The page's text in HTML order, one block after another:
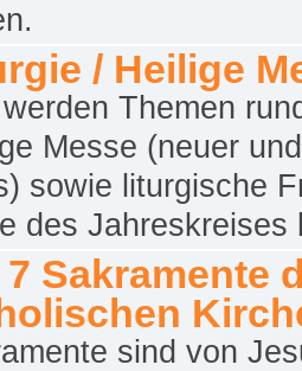
/ Heilige
Themen
Messe (neuer
sowie liturgische
des Jahreskreises
7 Sakramente
sind von